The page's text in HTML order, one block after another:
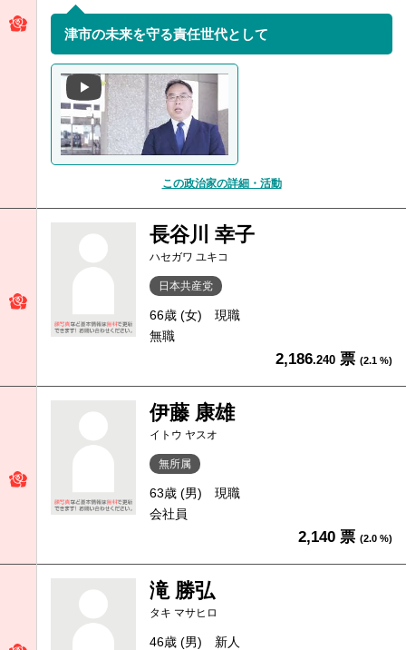
津市の未来を守る責任世代として
この政治家の詳細・活動
長谷川 幸子
ハセガワ ユキコ
日本共産党
66歳 (女)
現職
無職
2,186.240 票 (2.1 %)
伊藤 康雄
イトウ ヤスオ
無所属
63歳 (男)
現職
会社員
2,140 票 (2.0 %)
滝 勝弘
タキ マサヒロ
46歳 (男)
新人